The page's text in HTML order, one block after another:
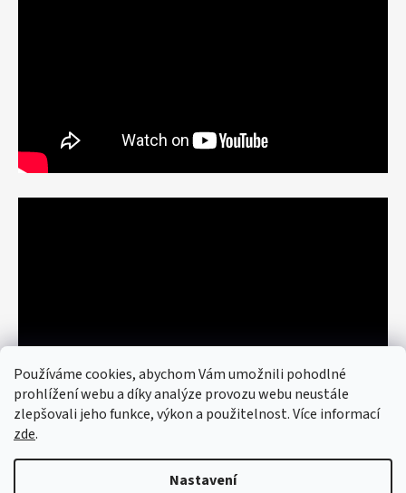
Používáme cookies, abychom Vám umožnili pohodlné
prohlížení webu a díky analýze provozu webu neustále
zlepšovali jeho funkce, výkon a použitelnost. Více informací
zde.
Nastavení